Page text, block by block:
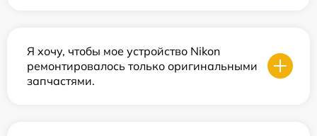
Я хочу, чтобы мое устройство Nikon
ремонтировалось только оригинальными
запчастями.